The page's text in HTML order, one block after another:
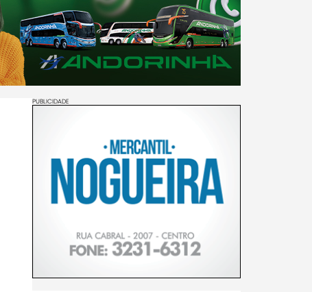
PUBLICIDADE